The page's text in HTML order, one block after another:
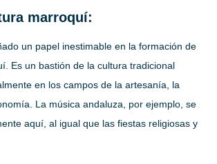
marroquí:
un papel inestimable en la formación de
Es un bastión de la cultura tradicional
en los campos de la artesanía, la
La música andaluza, por ejemplo, se
aquí, al igual que las fiestas religiosas y